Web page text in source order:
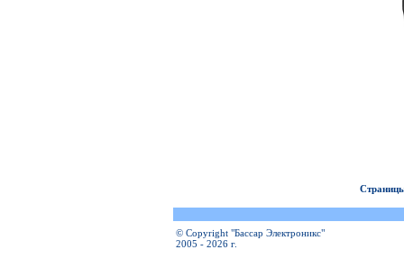
© Copyright "Бассар Электроникс"
2005 - 2026 г.